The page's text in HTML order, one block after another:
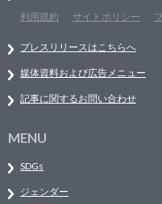
利用規約
サイトポリシー
プレスリリースはこちらへ
媒体資料および広告メニュー
記事に関するお問い合わせ
MENU
SDGs
ジェンダー